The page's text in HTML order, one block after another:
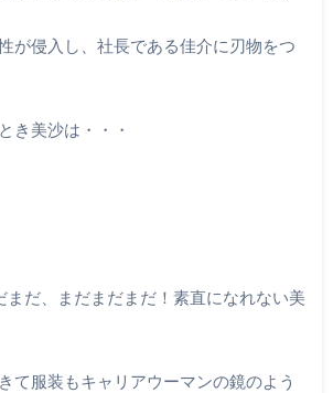
が侵入し、社長である佳介に刃物をつ
き美沙は・・・
まだ、まだまだまだ！素直になれない美
て服装もキャリアウーマンの鏡のよう